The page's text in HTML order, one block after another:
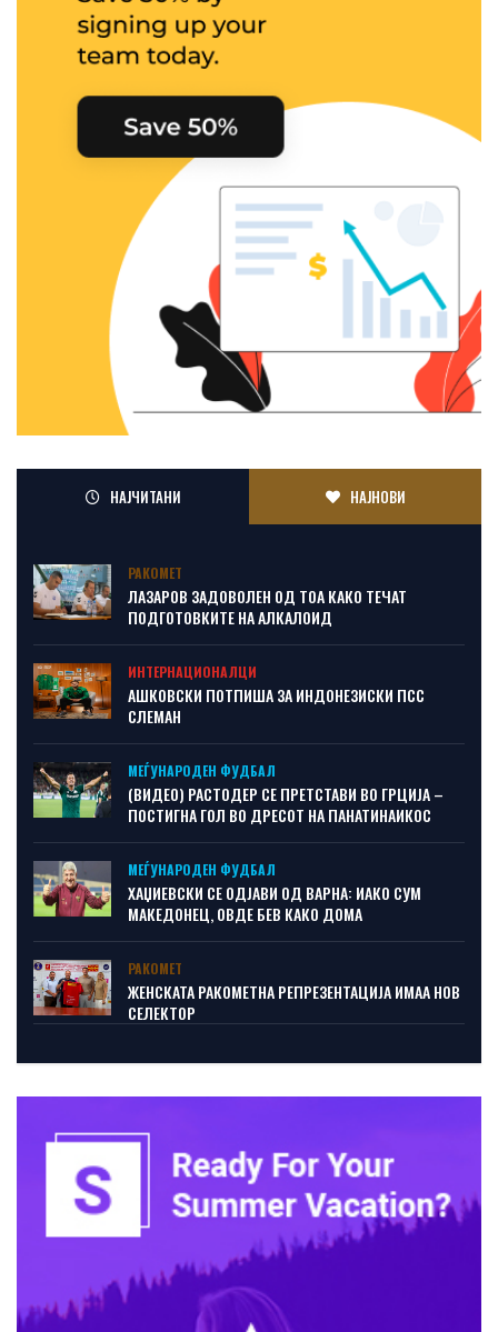
НАЈЧИТАНИ НАЈНОВИ
РАКОМЕТ
ЛАЗАРОВ ЗАДОВОЛЕН ОД ТОА КАКО ТЕЧАТ
ПОДГОТОВКИТЕ НА АЛКАЛОИД
ИНТЕРНАЦИОНАЛЦИ
АШКОВСКИ ПОТПИША ЗА ИНДОНЕЗИСКИ ПСС
СЛЕМАН
МЕЃУНАРОДЕН ФУДБАЛ
(ВИДЕО) РАСТОДЕР СЕ ПРЕТСТАВИ ВО ГРЦИЈА –
ПОСТИГНА ГОЛ ВО ДРЕСОТ НА ПАНАТИНАИКОС
МЕЃУНАРОДЕН ФУДБАЛ
ХАЏИЕВСКИ СЕ ОДЈАВИ ОД ВАРНА: ИАКО СУМ
МАКЕДОНЕЦ, ОВДЕ БЕВ КАКО ДОМА
РАКОМЕТ
ЖЕНСКАТА РАКОМЕТНА РЕПРЕЗЕНТАЦИЈА ИМАА НОВ
СЕЛЕКТОР